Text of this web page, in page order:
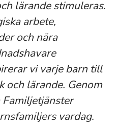
lärande stimuleras.
arbete,
och nära
vi varje barn till
och lärande. Genom
vardag.